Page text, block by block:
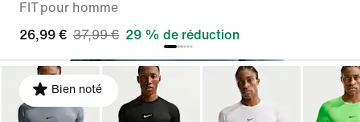
FIT pour homme
26,99 € 37,99 € 29 % de réduction
Bien noté